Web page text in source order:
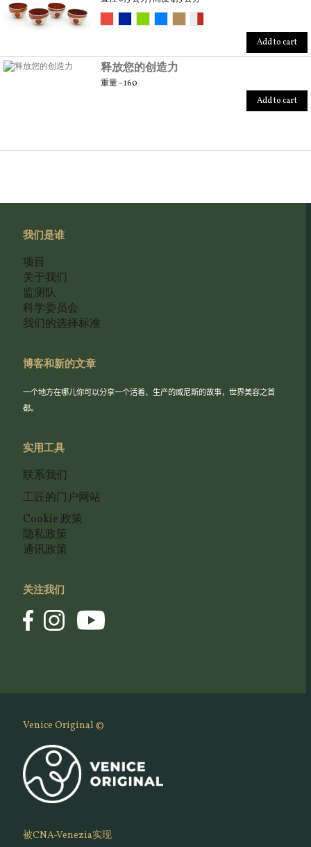
Add to cart
释放您的创造力
重量 - 160
Add to cart
我们是谁
项目
关于我们
监测队
科学委员会
我们的选择标准
博客和新的文章
一个地方在哪儿你可以分享一个活着、生产的威尼斯的故事，世界美容之首
都。
实用工具
联系我们
工匠的门户网站
Cookie 政策
隐私政策
通讯政策
关注我们
Venice Original ©
被CNA-Venezia实现